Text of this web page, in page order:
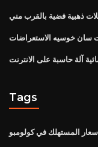
ذهبية فضية بالقرب مني
سان خوسيه الاستعراضات
آلة حاسبة على الانترنت
Tags
المستهلك في كولومبو